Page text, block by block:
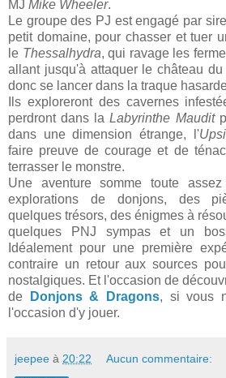
MJ Mike Wheeler.
Le groupe des PJ est engagé par sire
petit domaine, pour chasser et tuer
le Thessalhydra, qui ravage les
allant jusqu'à attaquer le château
donc se lancer dans la traque
Ils exploreront des cavernes
perdront dans laLabyrinthe Maudit
dans une dimension étrange, l'
faire preuve de courage et de
terrasser le monstre.
Une aventure somme toute
explorations de donjons, des
quelques trésors, des énigmes à
quelques PNJ sympas et un
Idéalement pour une première
contraire un retour aux sources
nostalgiques. Et l'occasion de
de
Donjons & Dragons, si vous
l'occasion d'y jouer.
jeepee à 20:22 Aucun commentaire: